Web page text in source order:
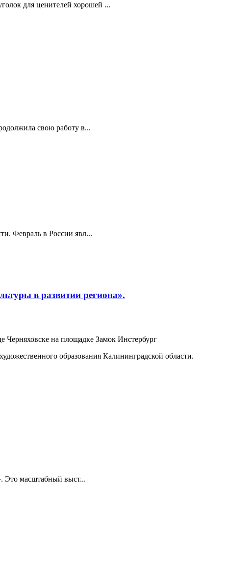
для ценителей хорошей ...
свою работу в...
Февраль в России явл...
в развитии региона».
Черняховске на площадке Замок Инстербург
образования Калининградской области.
Это масштабный выст...